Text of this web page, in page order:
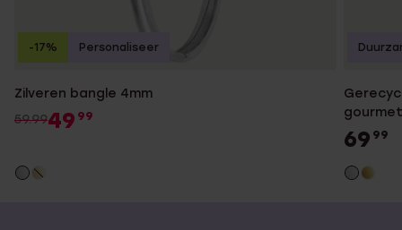
Zilveren bangle 4mm
59.9949 99
-17% Personaliseer
gourmet
69 99